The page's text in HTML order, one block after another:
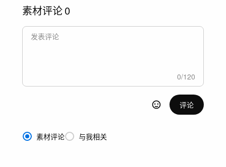
素材评论0
0/120
评论
素材评论 与我相关